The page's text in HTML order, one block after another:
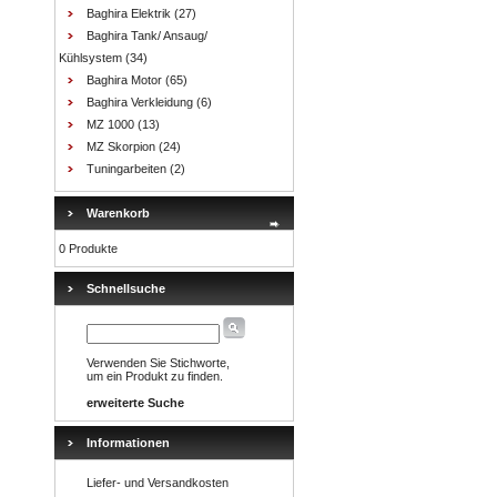
Baghira Elektrik (27)
Baghira Tank/ Ansaug/
Kühlsystem (34)
Baghira Motor (65)
Baghira Verkleidung (6)
MZ 1000 (13)
MZ Skorpion (24)
Tuningarbeiten (2)
Warenkorb
0 Produkte
Schnellsuche
Verwenden Sie Stichworte,
um ein Produkt zu finden.
erweiterte Suche
Informationen
Liefer- und Versandkosten